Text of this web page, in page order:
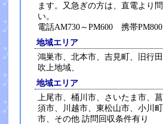
ます。又急ぎの方は、直電より
い。
電話AM730～PM600 携帯
地域エリア
鴻巣市、北本市、吉見町、旧行
吹上地域、
地域エリア
上尾市、桶川市、さいたま市、
須市、川越市、東松山市、小川
市、その他 訪問回収条件有り